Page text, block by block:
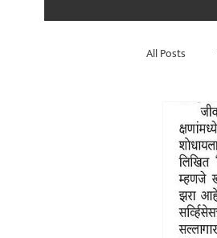
All Posts
विश्लेषण
अध्यात्म